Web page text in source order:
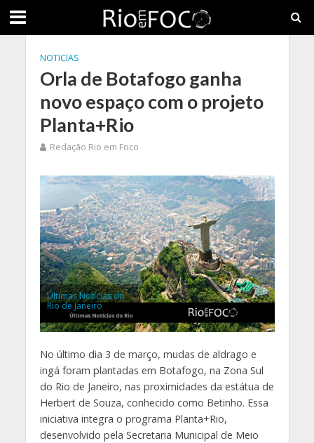
NOTICIAS
Orla de Botafogo ganha
novo espaço com o projeto
Planta+Rio
Redação Rio em Foco
Últimas Notícias do
Rio de Janeiro
No último dia 3 de março, mudas de aldrago e
ingá foram plantadas em Botafogo, na Zona Sul
do Rio de Janeiro, nas proximidades da estátua de
Herbert de Souza, conhecido como Betinho. Essa
iniciativa integra o programa Planta+Rio,
desenvolvido pela Secretaria Municipal de Meio